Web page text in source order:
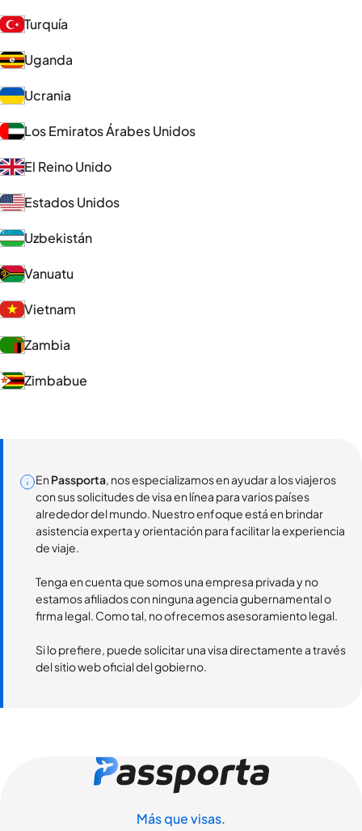
Turquía
Uganda
Ucrania
Los Emiratos Árabes Unidos
El Reino Unido
Estados Unidos
Uzbekistán
Vanuatu
Vietnam
Zambia
Zimbabue
En Passporta, nos especializamos en ayudar a los viajeros
con sus solicitudes de visa en línea para varios países
alrededor del mundo. Nuestro enfoque está en brindar
asistencia experta y orientación para facilitar la experiencia
de viaje.
Tenga en cuenta que somos una empresa privada y no
estamos afiliados con ninguna agencia gubernamental o
firma legal. Como tal, no ofrecemos asesoramiento legal.
Si lo prefiere, puede solicitar una visa directamente a través
del sitio web oficial del gobierno.
Más que visas.